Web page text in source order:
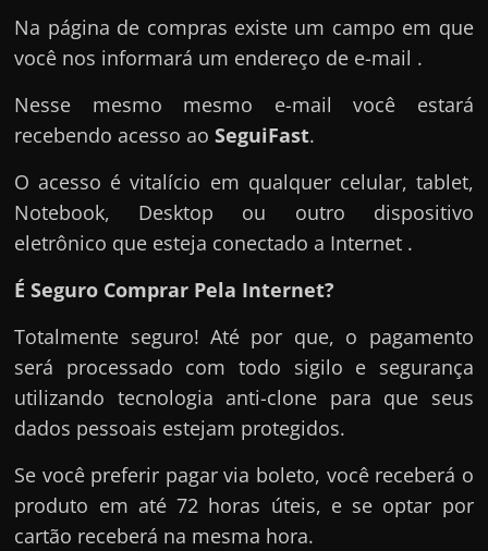
Na página de compras existe um campo em que
você nos informará um endereço de e-mail .
Nesse mesmo mesmo e-mail você estará
recebendo acesso aoSeguiFast.
O acesso é vitalício em qualquer celular, tablet,
Notebook, Desktop ou outro dispositivo
eletrônico que esteja conectado a Internet .
É Seguro Comprar Pela Internet?
Totalmente seguro! Até por que, o pagamento
será processado com todo sigilo e segurança
utilizando tecnologia anti-clone para que seus
dados pessoais estejam protegidos.
Se você preferir pagar via boleto, você receberá o
produto em até 72 horas úteis, e se optar por
cartão receberá na mesma hora.